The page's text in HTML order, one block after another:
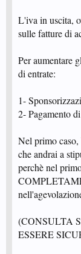
L'iva in uscita,
sulle fatture di
Per aumentare
di entrate:
1-
2- Pagamento
Nel primo
che andrai a
perchè nel
(CONSULTA
ESSERE